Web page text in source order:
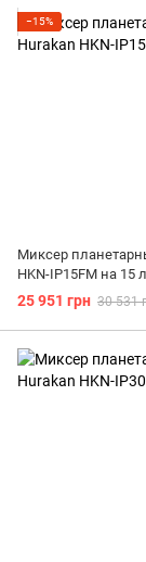
−15%
Миксер
HKN-IP15FM на 15 л
25 951 грн 30 531